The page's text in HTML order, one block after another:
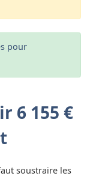
pour
6 155 €
soustraire les